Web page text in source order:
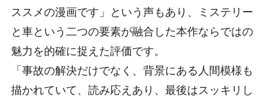
ススメの漫画です」という声もあり、ミステリー
と車という二つの要素が融合した本作ならではの
魅力を的確に捉えた評価です。
「事故の解決だけでなく、背景にある人間模様も
描かれていて、読み応えあり、最後はスッキリし